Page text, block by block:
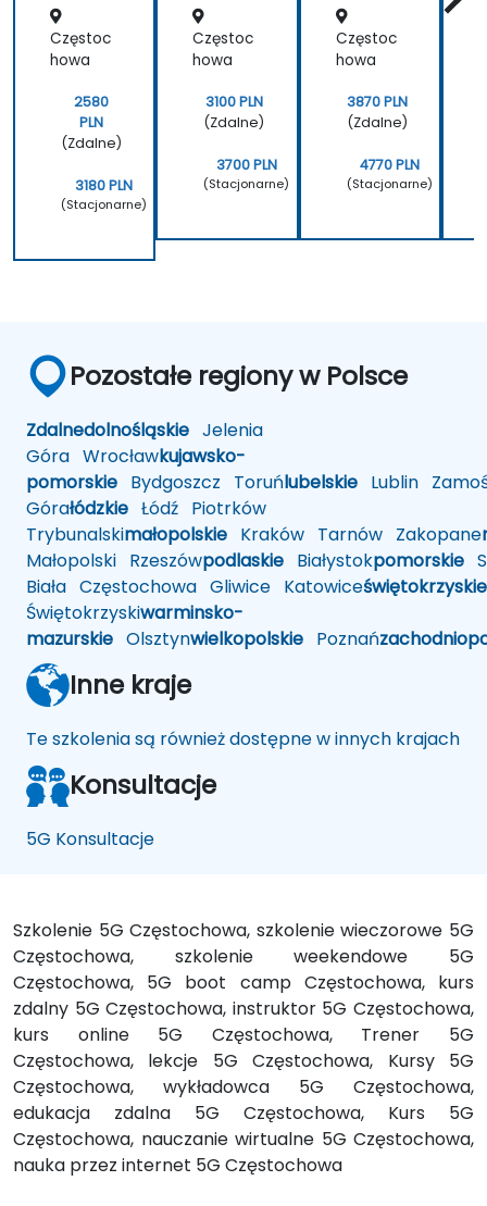
cyjnych
(2G–5G
oraz
ise Wi-
Częstoc
howa
2580
PLN
(Zdalne)
3180 PLN
(Stacjonarne)
Częstoc
howa
3100 PLN
(Zdalne)
3700 PLN
(Stacjonarne)
Częstoc
howa
3870 PLN
(Zdalne)
4770 PLN
(Stacjonarne)
Pozostałe regiony w Polsce
Zdalnedolnośląskie Jelenia
Góra Wrocławkujawsko-
pomorskie Bydgoszcz Toruńlubelskie Lublin
Górałódzkie Łódź Piotrków
Trybunalskimałopolskie Kraków Tarnów Zakopane
Małopolski Rzeszówpodlaskie Białystokpomorskie
Biała Częstochowa Gliwice Katowiceświętokrzyskie
Świętokrzyskiwarminsko-
mazurskie Olsztynwielkopolskie Poznań
Inne kraje
Te szkolenia są również dostępne w innych krajach
Konsultacje
5G Konsultacje
Szkolenie 5G Częstochowa, szkolenie wieczorowe 5G
Częstochowa, szkolenie weekendowe 5G
Częstochowa, 5G boot camp Częstochowa, kurs
zdalny 5G Częstochowa, instruktor 5G Częstochowa,
kurs online 5G Częstochowa, Trener 5G
Częstochowa, lekcje 5G Częstochowa, Kursy 5G
Częstochowa, wykładowca 5G Częstochowa,
edukacja zdalna 5G Częstochowa, Kurs 5G
Częstochowa, nauczanie wirtualne 5G Częstochowa,
nauka przez internet 5G Częstochowa